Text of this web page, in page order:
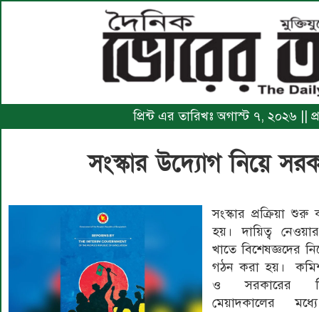
প্রিন্ট এর তারিখঃ অগাস্ট ৭, ২০২৬ ||
সংস্কার উদ্যোগ নিয়ে
সংস্কার প্রক্রিয়া
হয়। দায়িত্ব
খাতে বিশেষজ্ঞদের
গঠন করা হয়।
ও সরকারের
মেয়াদকালের